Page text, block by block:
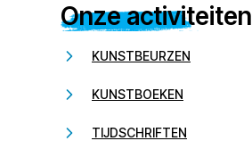
Onze activiteiten
KUNSTBEURZEN
KUNSTBOEKEN
TIJDSCHRIFTEN